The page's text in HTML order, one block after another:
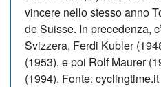
vincere nello stesso anno
de Suisse. In precedenza,
Svizzera, Ferdi Kubler
(1953), e poi Rolf Maurer
(1994). Fonte: cyclingtime.it